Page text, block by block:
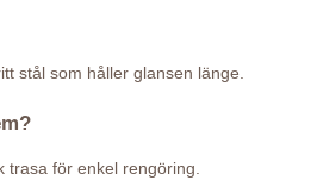
stål som håller glansen länge.
trasa för enkel rengöring.